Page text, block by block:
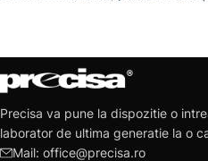
Precisa va pune la dispozitie o
laborator de ultima generatie la o
Mail: office@precisa.ro